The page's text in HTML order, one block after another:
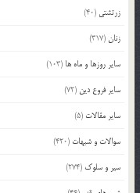
زرتشتی (40)
زنان(317)
سایر روزها و ماه ها (103)
سایر فروع دین (72)
سایر مقالات (5)
سوالات و شبهات (420)
سیر و سلوک (274)